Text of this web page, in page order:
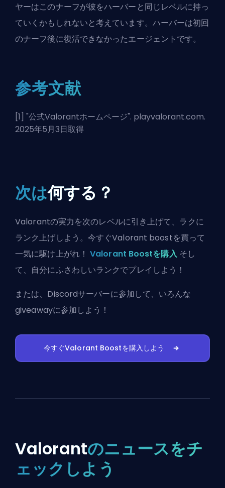
ヤーはこのナーフが彼をハーバーと同じレベルに持っ
ていくかもしれないと考えています。ハーバーは初回
のナーフ後に復活できなかったエージェントです。
参考文献
[1] "公式Valorantホームページ". playvalorant.com.
2025年5月3日取得
次は何する？
Valorantの実力を次のレベルに引き上げて、ラクに
ランク上げしよう。今すぐValorant boostを買って
一気に駆け上がれ！ Valorant Boostを購入そし
て、自分にふさわしいランクでプレイしよう！
または、 Discordサーバーに参加して、いろんな
giveawayに参加しよう！
今すぐValorant Boostを購入しよう
Valorantのニュースをチ
ェックしよう